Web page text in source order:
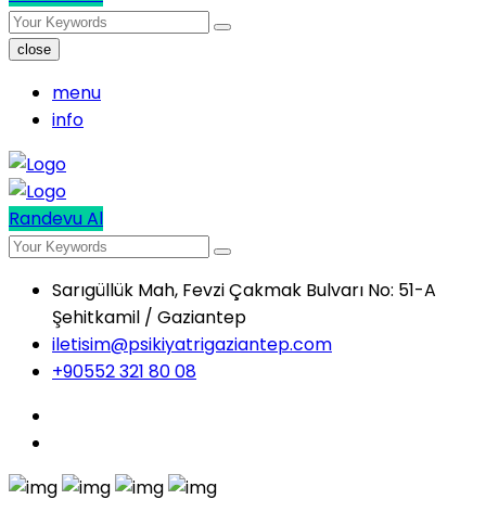
close
menu
info
Randevu Al
Sarıgüllük Mah, Fevzi Çakmak Bulvarı No: 51-A
Şehitkamil / Gaziantep
iletisim@psikiyatrigaziantep.com
+90552 321 80 08